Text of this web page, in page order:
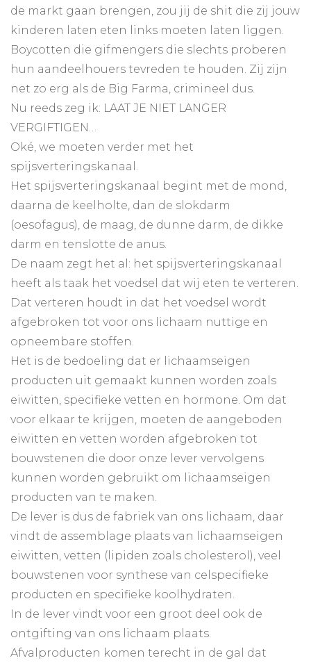
de markt gaan brengen, zou jij de shit die zij jouw
kinderen laten eten links moeten laten liggen.
Boycotten die gifmengers die slechts proberen
hun aandeelhouers tevreden te houden. Zij zijn
net zo erg als de Big Farma, crimineel dus.
Nu reeds zeg ik: LAAT JE NIET LANGER
VERGIFTIGEN…
Oké, we moeten verder met het
spijsverteringskanaal.
Het spijsverteringskanaal begint met de mond,
daarna de keelholte, dan de slokdarm
(oesofagus), de maag, de dunne darm, de dikke
darm en tenslotte de anus.
De naam zegt het al: het spijsverteringskanaal
heeft als taak het voedsel dat wij eten te verteren.
Dat verteren houdt in dat het voedsel wordt
afgebroken tot voor ons lichaam nuttige en
opneembare stoffen.
Het is de bedoeling dat er lichaamseigen
producten uit gemaakt kunnen worden zoals
eiwitten, specifieke vetten en hormone. Om dat
voor elkaar te krijgen, moeten de aangeboden
eiwitten en vetten worden afgebroken tot
bouwstenen die door onze lever vervolgens
kunnen worden gebruikt om lichaamseigen
producten van te maken.
De lever is dus de fabriek van ons lichaam, daar
vindt de assemblage plaats van lichaamseigen
eiwitten, vetten (lipiden zoals cholesterol), veel
bouwstenen voor synthese van celspecifieke
producten en specifieke koolhydraten.
In de lever vindt voor een groot deel ook de
ontgifting van ons lichaam plaats.
Afvalproducten komen terecht in de gal dat